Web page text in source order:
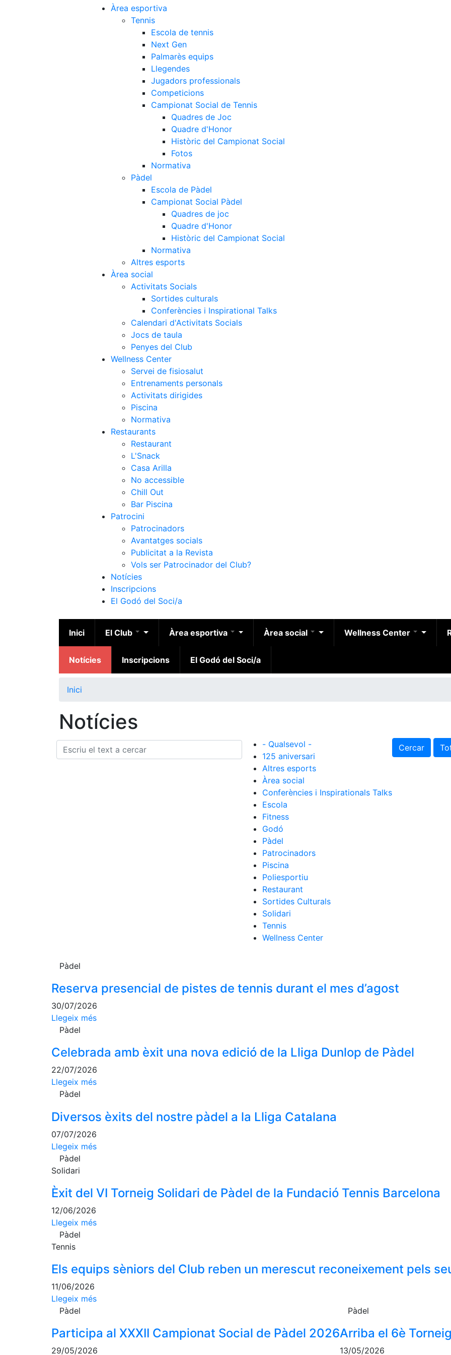
Àrea esportiva
Tennis
Escola de tennis
Next Gen
Palmarès equips
Llegendes
Jugadors professionals
Competicions
Campionat Social de Tennis
Quadres de Joc
Quadre d'Honor
Històric del Campionat Social
Fotos
Normativa
Pàdel
Escola de Pàdel
Campionat Social Pàdel
Quadres de joc
Quadre d'Honor
Històric del Campionat Social
Normativa
Altres esports
Àrea social
Activitats Socials
Sortides culturals
Conferències i Inspirational Talks
Calendari d'Activitats Socials
Jocs de taula
Penyes del Club
Wellness Center
Servei de fisiosalut
Entrenaments personals
Activitats dirigides
Piscina
Normativa
Restaurants
Restaurant
L'Snack
Casa Arilla
No accessible
Chill Out
Bar Piscina
Patrocini
Patrocinadors
Avantatges socials
Publicitat a la Revista
Vols ser Patrocinador del Club?
Notícies
Inscripcions
El Godó del Soci/a
Inici El Club Àrea esportiva Àrea social Wellness Center
Notícies Inscripcions El Godó del Soci/a
Inici
Notícies
- Qualsevol -
125 aniversari
Altres esports
Àrea social
Conferències i Inspirationals Talks
Escola
Fitness
Godó
Pàdel
Patrocinadors
Piscina
Poliesportiu
Restaurant
Sortides Culturals
Solidari
Tennis
Wellness Center
Cercar
Pàdel
Reserva presencial de pistes de tennis durant el mes d’agost
30/07/2026
Llegeix més
Pàdel
Celebrada amb èxit una nova edició de la Lliga Dunlop de Pàdel
22/07/2026
Llegeix més
Pàdel
Diversos èxits del nostre pàdel a la Lliga Catalana
07/07/2026
Llegeix més
Pàdel
Solidari
Èxit del VI Torneig Solidari de Pàdel de la Fundació Tennis Barcelona
12/06/2026
Llegeix més
Pàdel
Tennis
Els equips sèniors del Club reben un merescut reconeixement pels
11/06/2026
Llegeix més
Pàdel
Participa al XXXII Campionat Social de Pàdel 2026
29/05/2026
Pàdel
Arriba el 6è
13/05/2026